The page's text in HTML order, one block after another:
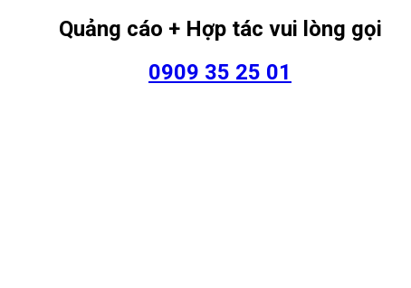
Quảng cáo + Hợp tác vui lòng gọi
0909 35 25 01